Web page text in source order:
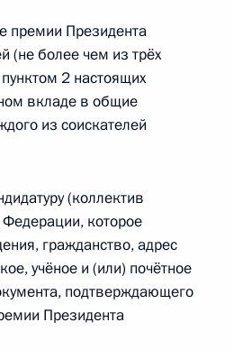
премии Президента
(не более чем из трёх
2 настоящих
вкладе в общие
из соискателей
(коллектив
которое
гражданство, адрес
учёное и (или) почётное
подтверждающего
Президента